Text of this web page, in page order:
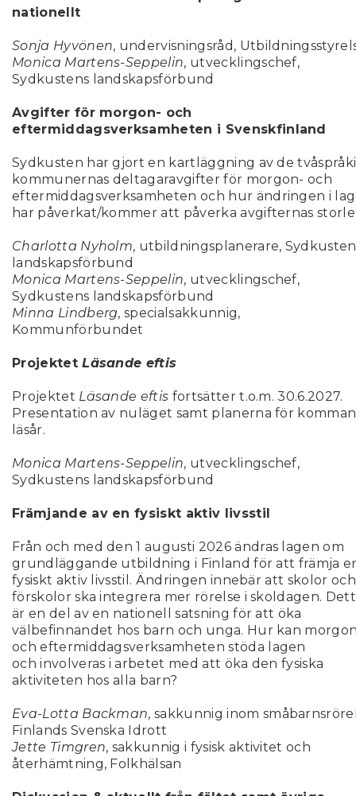
nationellt
Sonja Hyvönen, undervisningsråd,
Monica Martens-Seppelin, utvecklingschef,
Sydkustens landskapsförbund
Avgifter för morgon- och
eftermiddagsverksamheten i Svenskfinland
Sydkusten har gjort en kartläggning av de
kommunernas deltagaravgifter för morgon- och
eftermiddagsverksamheten och hur ändringen i
har påverkat/kommer att påverka avgifternas
Charlotta Nyholm, utbildningsplanerare,
landskapsförbund
Monica Martens-Seppelin, utvecklingschef,
Sydkustens landskapsförbund
Minna Lindberg, specialsakkunnig,
Kommunförbundet
ProjektetLäsande eftis
Projektet Läsande eftis fortsätter t.o.m. 30.6.2027.
Presentation av nuläget samt planerna för
läsår.
Monica Martens-Seppelin, utvecklingschef,
Sydkustens landskapsförbund
Främjande av en fysiskt aktiv livsstil
Från och med den 1 augusti 2026 ändras lagen om
grundläggande utbildning i Finland för att främja
fysiskt aktiv livsstil. Ändringen innebär att skolor och
förskolor ska integrera mer rörelse i skoldagen.
är en del av en nationell satsning för att öka
välbefinnandet hos barn och unga. Hur kan
och eftermiddagsverksamheten stöda lagen
och involveras i arbetet med att öka den fysiska
aktiviteten hos alla barn?
Eva-Lotta Backman, sakkunnig inom
Finlands Svenska Idrott
Jette Timgren, sakkunnig i fysisk aktivitet och
återhämtning, Folkhälsan